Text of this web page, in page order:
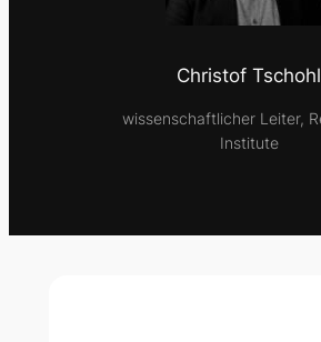
Christof Tschohl
wissenschaftlicher Leiter,
Institute